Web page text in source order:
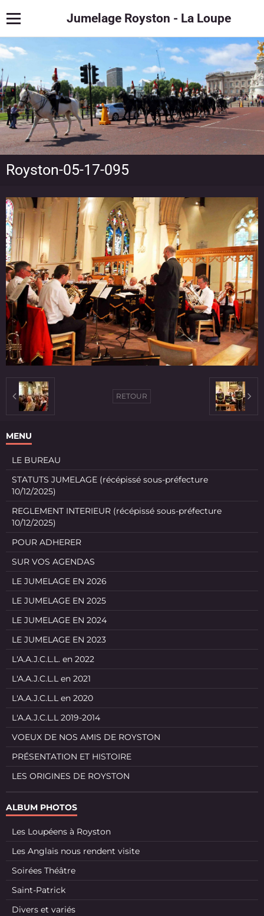
Jumelage Royston - La Loupe
Royston-05-17-095
RETOUR
MENU
LE BUREAU
STATUTS JUMELAGE (récépissé sous-préfecture
10/12/2025)
REGLEMENT INTERIEUR (récépissé sous-préfecture
10/12/2025)
POUR ADHERER
SUR VOS AGENDAS
LE JUMELAGE EN 2026
LE JUMELAGE EN 2025
LE JUMELAGE EN 2024
LE JUMELAGE EN 2023
L'A.A.J.C.L.L. en 2022
L'A.A.J.C.L.L en 2021
L'A.A.J.C.L.L en 2020
L'A.A.J.C.L.L 2019-2014
VOEUX DE NOS AMIS DE ROYSTON
PRÉSENTATION ET HISTOIRE
LES ORIGINES DE ROYSTON
ALBUM PHOTOS
Les Loupéens à Royston
Les Anglais nous rendent visite
Soirées Théâtre
Saint-Patrick
Divers et variés